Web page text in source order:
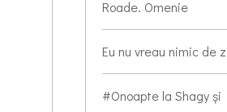
Roade. Omenie
Eu nu vreau nimic de
#Onoapte la Shagy și